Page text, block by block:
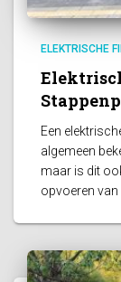
ELEKTRISCHE
Een
algemeen
maar is dit
opvoeren van